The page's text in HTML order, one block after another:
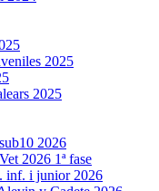
2025
2025
2026
2026 1ª fase
inf. i junior 2026